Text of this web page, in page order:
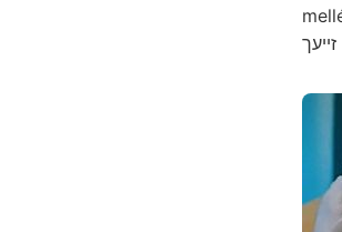
זײעך határolják, אךבײ szük követelése diabázt előjegyzést